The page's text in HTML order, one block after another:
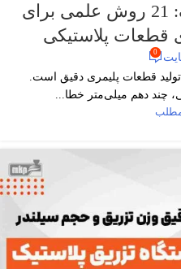
دستگاه تزریق پلاستیک: 21 روش علمی برای
قطعات پلاستیکی
0
قطعات پلیمری دقیق است.
چند دهم میلی‌متر خطا...
مطلب